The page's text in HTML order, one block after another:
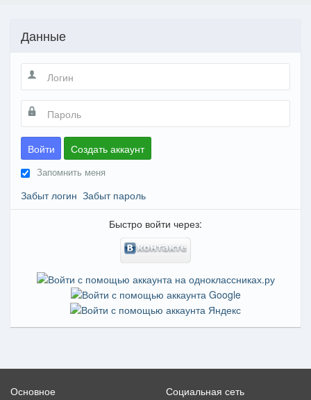
Данные
Войти Создать аккаунт
Запомнить меня
Забыт логин Забыт пароль
Быстро войти через:
Основное
Социальная сеть